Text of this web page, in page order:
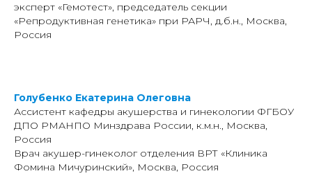
эксперт «Гемотест», председатель секции
«Репродуктивная генетика» при РАРЧ, д.б.н., Москва,
Россия
Голубенко Екатерина Олеговна
Ассистент кафедры акушерства и гинекологии ФГБОУ
ДПО РМАНПО Минздрава России, к.м.н., Москва,
Россия
Врач акушер-гинеколог отделения ВРТ «Клиника
Фомина Мичуринский», Москва, Россия